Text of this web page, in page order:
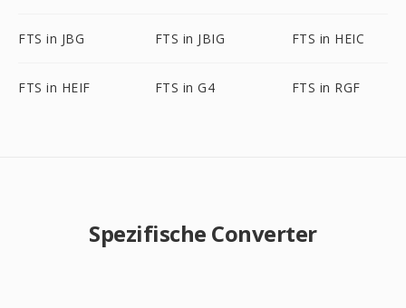
FTS in JBG FTS in JBIG FTS in HEIC
FTS in HEIF FTS in G4 FTS in RGF
Spezifische Converter